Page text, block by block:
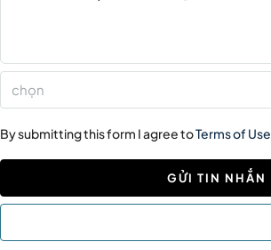
chọn
By submitting this form I agree toTerms of Use
GỬI TIN NHẮN